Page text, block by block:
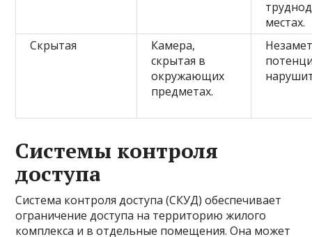
местах.
Скрытая
Камера,
скрытая в
окружающих
предметах.
Системы контроля
доступа
Система контроля доступа (СКУД) обеспечивает
ограничение доступа на территорию жилого
комплекса и в отдельные помещения. Она может